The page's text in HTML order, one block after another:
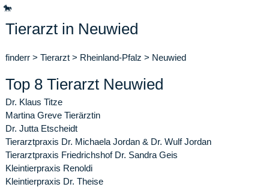
🐎
Tierarzt in Neuwied
finderr > Tierarzt > Rheinland-Pfalz > Neuwied
Top 8 Tierarzt Neuwied
Dr. Klaus Titze
Martina Greve Tierärztin
Dr. Jutta Etscheidt
Tierarztpraxis Dr. Michaela Jordan & Dr. Wulf Jordan
Tierarztpraxis Friedrichshof Dr. Sandra Geis
Kleintierpraxis Renoldi
Kleintierpraxis Dr. Theise